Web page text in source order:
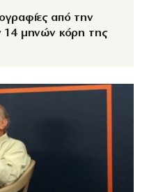
από την
14 μηνών κόρη της